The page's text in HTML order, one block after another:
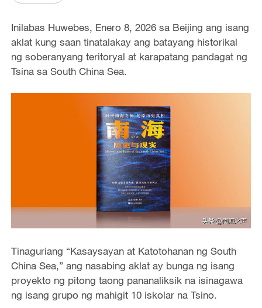
Inilabas Huwebes, Enero 8, 2026 sa Beijing ang isang
aklat kung saan tinatalakay ang batayang historikal
ng soberanyang teritoryal at karapatang pandagat ng
Tsina sa South China Sea.
Tinaguriang “Kasaysayan at Katotohanan ng South
China Sea,” ang nasabing aklat ay bunga ng isang
proyekto ng pitong taong pananaliksik na isinagawa
ng isang grupo ng mahigit 10 iskolar na Tsino.